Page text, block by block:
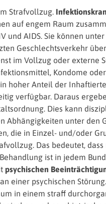
Strafvollzug.
auf engem Raum
und AIDS. Sie können
Geschlechtsverkehr
im Vollzug oder externe
Kondome
hoher Anteil der
verfügbar. Daraus
Dies kann
Abhängigkeiten unter den
die in Einzel- und/oder
Das bedeutet,
ist in jedem
psychischen
einer psychischen
in einem straff